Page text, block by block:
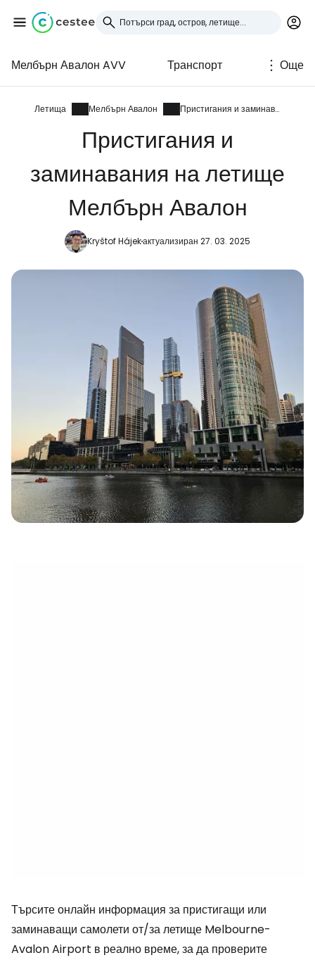
Мелбърн Авалон AVV Транспорт Още
Летища Мелбърн Авалон Пристигания и заминавания
Пристигания и
заминавания на летище
Мелбърн Авалон
Kryštof Hájekактуализиран 27. 03. 2025
Търсите онлайн информация за пристигащи или
заминаващи самолети от/за летище Melbourne-
Avalon Airport в реално време, за да проверите
Влезте в Cestee
... световната общност на туристите
Продължете с Facebook
Продължете с имейл